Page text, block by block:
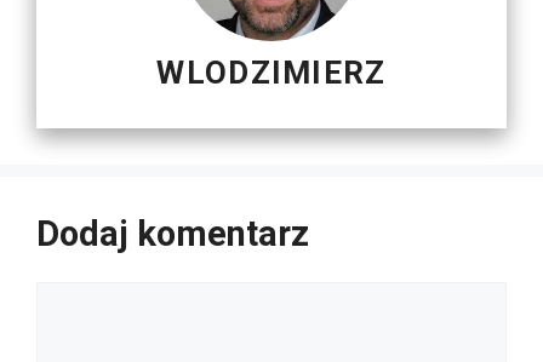
WLODZIMIERZ
Dodaj komentarz